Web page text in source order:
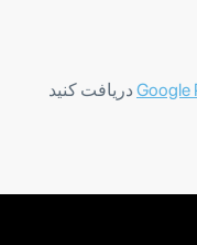
Google دریافت کنید